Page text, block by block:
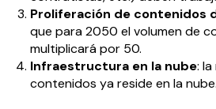
Proliferación de contenidos
que para 2050 el volumen de
multiplicará por 50.
Infraestructura en la nube:
contenidos ya reside en la nube.